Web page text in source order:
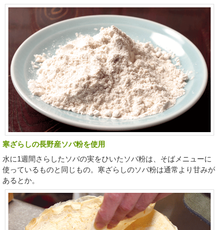
寒ざらしの長野産ソバ粉を使用
水に1週間さらしたソバの実をひいたソバ粉は、そばメニューに
使っているものと同じもの。寒ざらしのソバ粉は通常より甘みが
あるとか。